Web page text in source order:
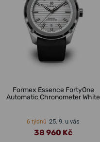
Formex Essence FortyOne
Automatic Chronometer White
6 týdnů 25. 9. u vás
38 960 Kč